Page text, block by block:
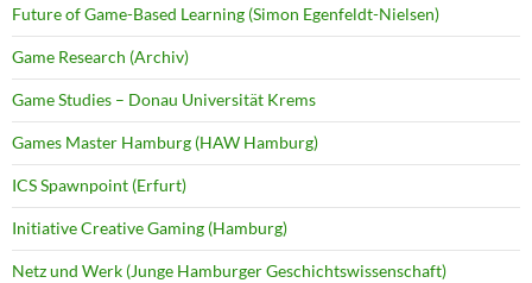
Future of Game-Based Learning (Simon Egenfeldt-Nielsen)
Game Research (Archiv)
Game Studies – Donau Universität Krems
Games Master Hamburg (HAW Hamburg)
ICS Spawnpoint (Erfurt)
Initiative Creative Gaming (Hamburg)
Netz und Werk (Junge Hamburger Geschichtswissenschaft)